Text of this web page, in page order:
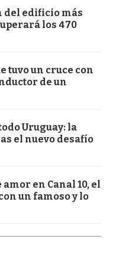
del edificio más
los 470
tuvo un cruce con
de un
Uruguay: la
el nuevo desafío
en Canal 10, el
un famoso y lo